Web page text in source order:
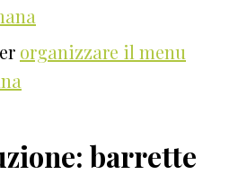
organizzare il menu
barrette